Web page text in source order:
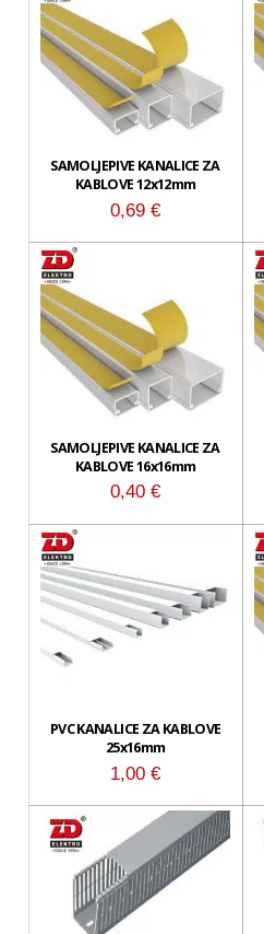
SAMOLJEPIVE KANALICE ZA
KABLOVE 12x12mm
0,69€
SAMOLJEPIVE KANALICE ZA
KABLOVE 16x16mm
0,40€
PVC KANALICE ZA KABLOVE
25x16mm
1,00€